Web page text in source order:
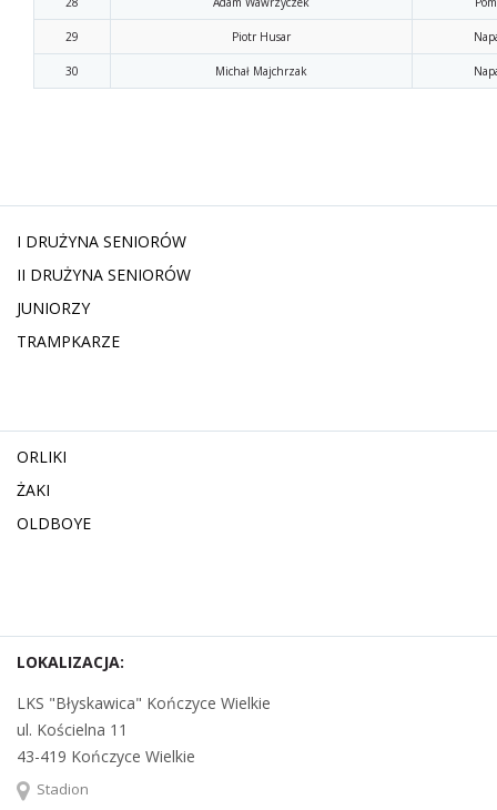
29 Piotr Husar
30 Michał Majchrzak
I DRUŻYNA SENIORÓW
II DRUŻYNA SENIORÓW
JUNIORZY
TRAMPKARZE
ORLIKI
ŻAKI
OLDBOYE
LOKALIZACJA:
LKS "Błyskawica" Kończyce Wielkie
ul. Kościelna 11
43-419 Kończyce Wielkie
Stadion